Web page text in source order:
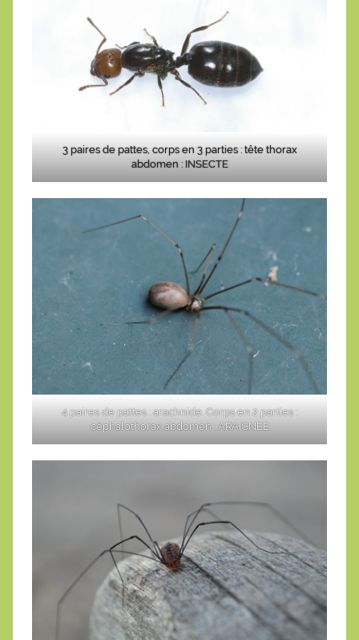
3 paires de pattes, corps en 3 parties : tête thorax
abdomen : INSECTE
4 paires de pattes : arachnide. Corps en 2 parties :
céphalothorax abdomen : ARAIGNEE